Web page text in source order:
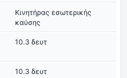
Κινητήρας εσωτερικής
καύσης
10.3 δευτ
10.3 δευτ